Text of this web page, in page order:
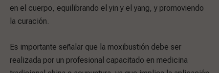
en el cuerpo, equilibrando el yin y el yang, y promoviendo
la curación.
Es importante señalar que la moxibustión debe ser
realizada por un profesional capacitado en medicina